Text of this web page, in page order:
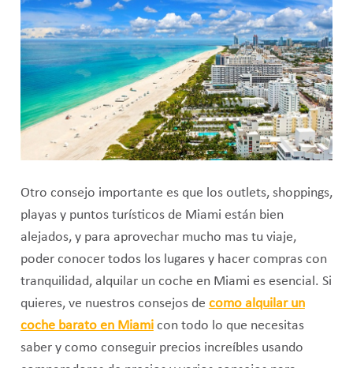
Otro consejo importante es que los outlets, shoppings,
playas y puntos turísticos de Miami están bien
alejados, y para aprovechar mucho mas tu viaje,
poder conocer todos los lugares y hacer compras con
tranquilidad, alquilar un coche en Miami es esencial. Si
quieres, ve nuestros consejos de como alquilar un
coche barato en Miamicon todo lo que necesitas
saber y como conseguir precios increíbles usando